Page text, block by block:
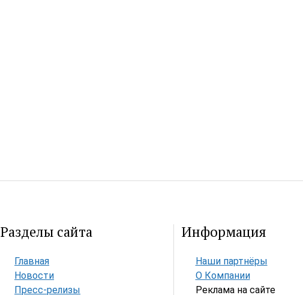
Разделы сайта
Главная
Новости
Пресс-релизы
Информация
Наши партнёры
О Компании
Реклама на сайте